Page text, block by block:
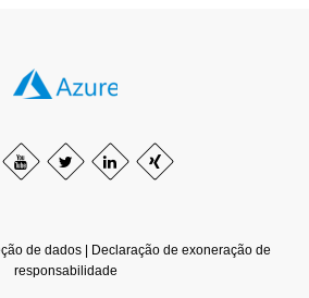
de dados|
Declaração de exoneração de
responsabilidade